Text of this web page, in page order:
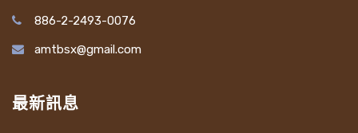
886-2-2493-0076
amtbsx@gmail.com
最新訊息